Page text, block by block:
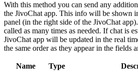
With this method you can send any
the JivoChat app. This info will be shown
panel (in the right side of the JivoChat
called as many times as needed. If chat is
JivoChat app will be updated in the real
the same order as they appear in the fields
Name Type